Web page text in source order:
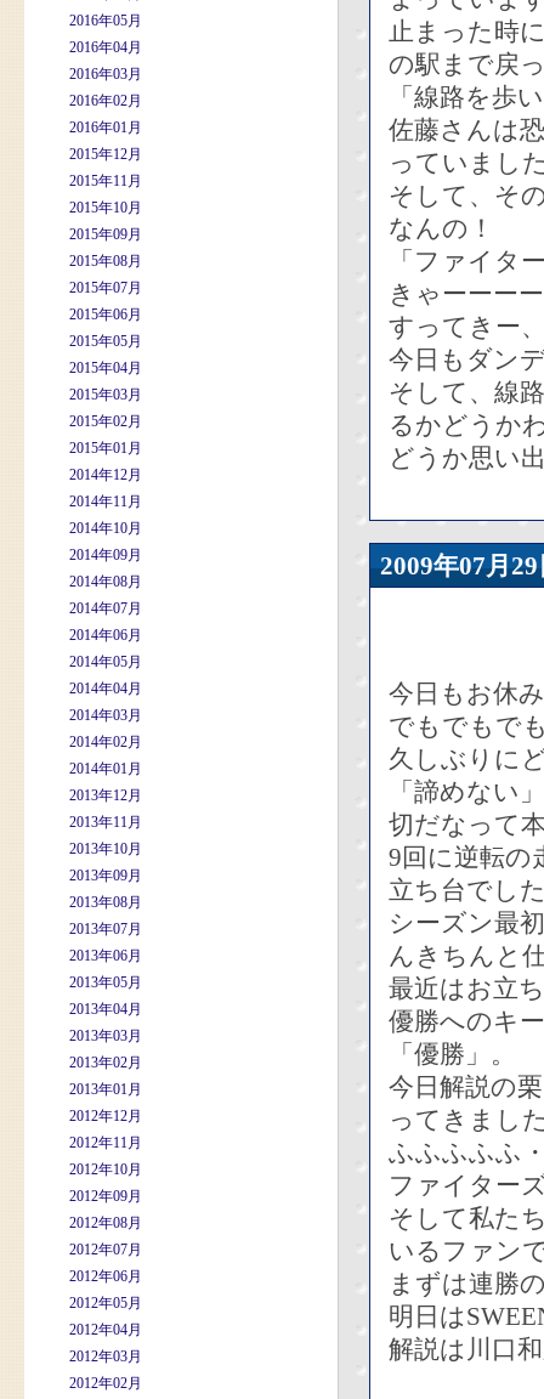
2016年05月
2016年04月
2016年03月
2016年02月
2016年01月
2015年12月
2015年11月
2015年10月
2015年09月
2015年08月
2015年07月
2015年06月
2015年05月
2015年04月
2015年03月
2015年02月
2015年01月
2014年12月
2014年11月
2014年10月
2014年09月
2014年08月
2014年07月
2014年06月
2014年05月
2014年04月
2014年03月
2014年02月
2014年01月
2013年12月
2013年11月
2013年10月
2013年09月
2013年08月
2013年07月
2013年06月
2013年05月
2013年04月
2013年03月
2013年02月
2013年01月
2012年12月
2012年11月
2012年10月
2012年09月
2012年08月
2012年07月
2012年06月
2012年05月
2012年04月
2012年03月
2012年02月
止まった時
の駅まで戻
「線路を歩
佐藤さんは
っていまし
そして、そ
なんの！
「ファイタ
きゃーーー
すってきー
今日もダン
そして、線
るかどうか
どうか思い
2009年07
今日もお休
でもでもで
久しぶりに
「諦めない
切だなって
9回に逆転の
立ち台でし
シーズン最
んきちんと
最近はお立
優勝へのキ
「優勝」。
今日解説の
ってきまし
ふふふふふ
ファイター
そして私た
いるファン
まずは連勝
明日は
解説は川口